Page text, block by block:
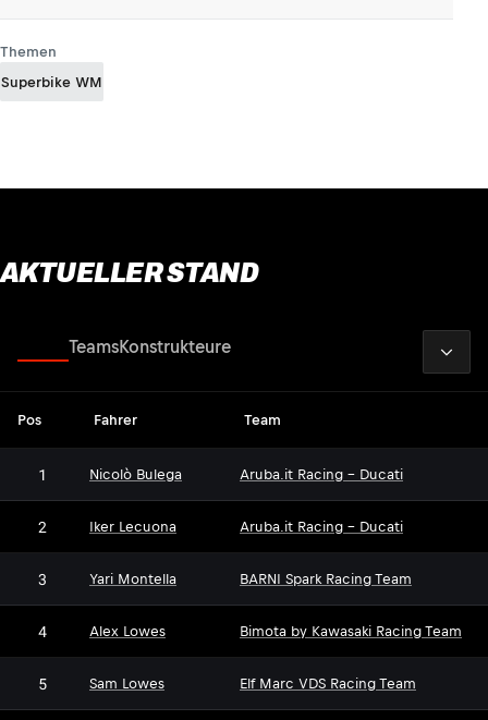
Themen
Superbike WM
AKTUELLER STAND
TeamsKonstrukteure
Pos Fahrer Team
1 Nicolò Bulega Aruba.it Racing - Ducati
2 Iker Lecuona Aruba.it Racing - Ducati
3 Yari Montella BARNI Spark Racing Team
4 Alex Lowes Bimota by Kawasaki Racing Team
5 Sam Lowes Elf Marc VDS Racing Team